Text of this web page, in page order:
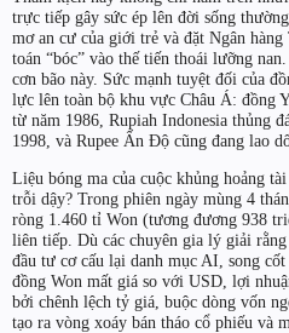
trực tiếp gây sức ép lên đời sống
mơ an cư của giới trẻ và đặt Ngân
toán “bóc” vào thế tiến thoái lưỡng
cơn bão này. Sức mạnh tuyệt đối của
lực lên toàn bộ khu vực Châu Á: đồng
từ năm 1986, Rupiah Indonesia thủng
1998, và Rupee Ấn Độ cũng đang lao
Liệu bóng ma của cuộc khủng hoảng
trỗi dậy? Trong phiên ngày mùng 4
ròng 1.460 tỉ Won (tương đương 938
liên tiếp. Dù các chuyên gia lý giải
đầu tư cơ cấu lại danh mục AI, song
đồng Won mất giá so với USD, lợi
bởi chênh lệch tỷ giá, buộc dòng vốn
tạo ra vòng xoáy bán tháo cổ phiếu và